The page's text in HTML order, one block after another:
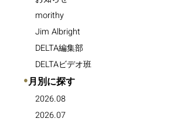
morithy
Jim Albright
DELTA編集部
DELTAビデオ班
●月別に探す
2026.08
2026.07